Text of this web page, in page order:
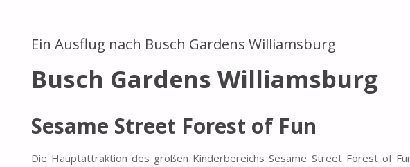
Ein Ausflug nach Busch Gardens Williamsburg
Busch Gardens Williamsburg
Sesame Street Forest of Fun
Die Hauptattraktion des großen Kinderbereichs Sesame Street Forest of